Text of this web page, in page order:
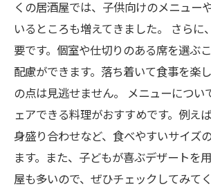
くの居酒屋では、子供向けのメニュー
いるところも増えてきました。 さらに
要です。個室や仕切りのある席を選ぶ
配慮ができます。落ち着いて食事を楽
の点は見逃せません。 メニューについ
ェアできる料理がおすすめです。例え
身盛り合わせなど、食べやすいサイズ
ます。また、子どもが喜ぶデザートを
屋も多いので、ぜひチェックしてみて